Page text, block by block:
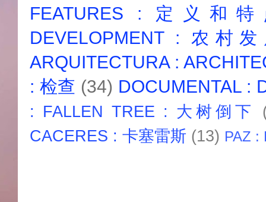
FEATURES : 定义和
DEVELOPMENT : 农村
ARQUITECTURA :
: 检查 (34) DOCUMENTAL :
: FALLEN TREE : 大树倒下
CACERES : 卡塞雷斯 (13) PAZ :